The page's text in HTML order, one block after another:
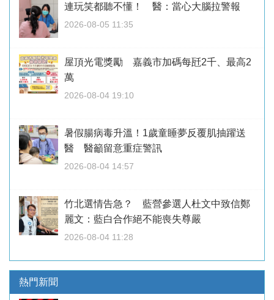
連玩笑都聽不懂！ 醫：當心大腦拉警報
2026-08-05 11:35
屋頂光電獎勵 嘉義市加碼每瓩2千、最高2
萬
2026-08-04 19:10
暑假腸病毒升溫！1歲童睡夢反覆肌抽躍送
醫 醫籲留意重症警訊
2026-08-04 14:57
竹北選情告急？ 藍營參選人杜文中致信鄭
麗文：藍白合作絕不能喪失尊嚴
2026-08-04 11:28
熱門新聞